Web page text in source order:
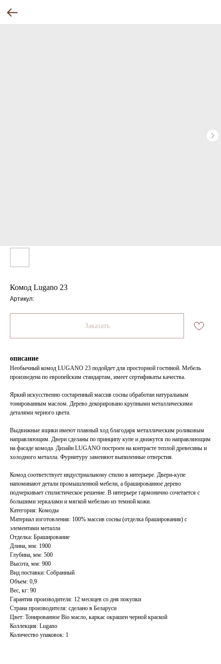
Комод Lugano 23
Артикул:
Заказать
описание
Необычный комод LUGANO 23 подойдет для просторной гостиной. Мебель
произведена по европейским стандартам, имеет сертификаты качества.
Яркий искусственно состаренный массив сосны обработан натуральным
тонированным маслом. Дерево декорировано крупными металлическими
деталями черного цвета.
Выдвижные ящики имеют плавный ход благодаря металлическим роликовым
направляющим. Двери сделаны по принципу купе и движутся по направляющим
на фасаде комода. Дизайн LUGANO построен на контрасте теплой древесины и
холодного металла. Фурнитуру заменяют выпиленные отверстия.
Комод соответствует индустриальному стилю в интерьере. Двери-купе
напоминают детали промышленной мебели, а брашированное дерево
подчеркивает стилистическое решение. В интерьере гармонично сочетается с
большими зеркалами и мягкой мебелью из темной кожи.
Категория: Комоды
Материал изготовления: 100% массив сосны (отделка браширования) с
элементами металла
Отделка: Браширование
Длина, мм: 1900
Глубина, мм: 500
Высота, мм: 900
Вид поставки: Собранный
Объем: 0,9
Вес, кг: 90
Гарантия производителя: 12 месяцев со дня покупки
Страна производителя: сделано в Беларуси
Цвет: Тонированное Bio масло, каркас окрашен черной краской
Коллекция: Lugano
Количество упаковок: 1